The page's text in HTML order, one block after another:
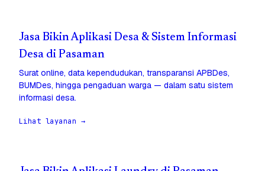
Jasa Bikin Aplikasi Desa & Sistem Informasi
Desa di Pasaman
Surat online, data kependudukan, transparansi APBDes,
BUMDes, hingga pengaduan warga — dalam satu sistem
informasi desa.
Lihat layanan →